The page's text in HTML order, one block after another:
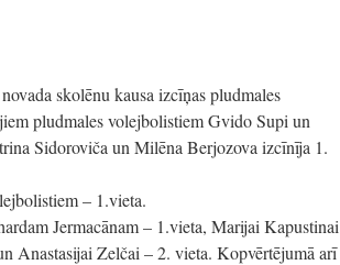
skolēnu kausa izcīņas pludmales
pludmales volejbolistiem Gvido Supi un
Sidoroviča un Milēna Berjozova izcīnīja 1.
– 1.vieta.
Jermacānam – 1.vieta, Marijai Kapustinai
Anastasijai Zelčai – 2. vieta. Kopvērtējumā arī